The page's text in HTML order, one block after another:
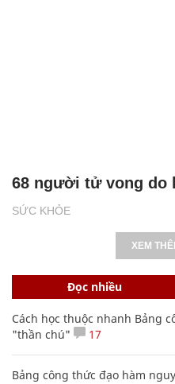
SỨC KHỎE
68 người tử vong do
XEM
Đọc nhiều
Cách học thuộc nhanh Bảng
"thần chú"
17
Bảng công thức đạo hàm